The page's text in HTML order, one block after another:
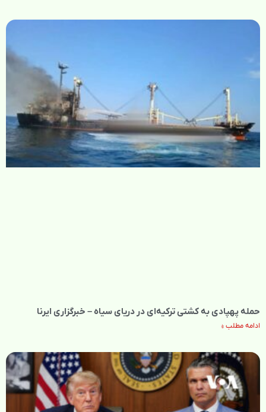
حمله پهپادی به کشتی ترکیه‌ای در دریای سیاه – خبرگزاری ایرنا
ادامه مطلب »